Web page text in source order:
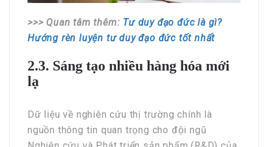
>>> Quan tâm thêm: Tư duy đạo đức là gì?
Hướng rèn luyện tư duy đạo đức tốt nhất
2.3. Sáng tạo nhiều hàng hóa mới
lạ
Dữ liệu về nghiên cứu thị trường chính là
nguồn thông tin quan trọng cho đội ngũ